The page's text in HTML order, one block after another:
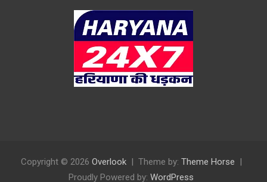
Copyright © 2026 Overlook Theme by: Theme Horse
Proudly Powered by: WordPress